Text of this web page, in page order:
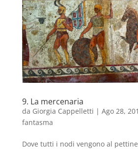
9. La mercenaria
da Giorgia Cappelletti | Ago 28,
fantasma
Dove tutti i nodi vengono al